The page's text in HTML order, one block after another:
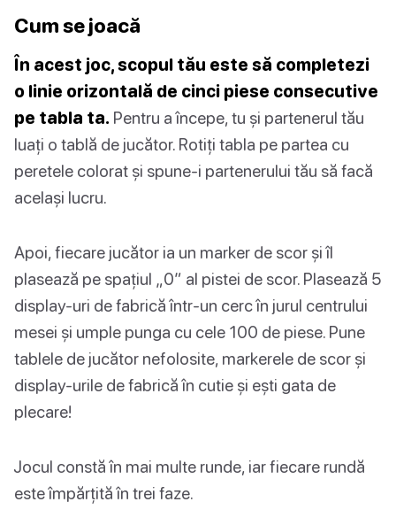
Cum se joacă
În acest joc, scopul tău este să completezi
o linie orizontală de cinci piese consecutive
pe tabla ta. Pentru a începe, tu și partenerul tău
luați o tablă de jucător. Rotiți tabla pe partea cu
peretele colorat și spune-i partenerului tău să facă
același lucru.
Apoi, fiecare jucător ia un marker de scor și îl
plasează pe spațiul „0” al pistei de scor. Plasează 5
display-uri de fabrică într-un cerc în jurul centrului
mesei și umple punga cu cele 100 de piese. Pune
tablele de jucător nefolosite, markerele de scor și
display-urile de fabrică în cutie și ești gata de
plecare!
Jocul constă în mai multe runde, iar fiecare rundă
este împărțită în trei faze.